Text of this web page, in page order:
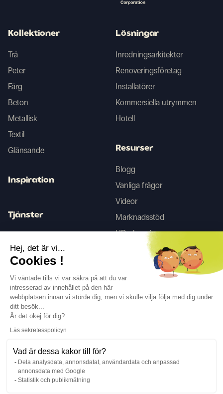
Följ oss
Kollektioner
Trä
Peter
Färg
Beton
Metallisk
Textil
Glänsande
Inspiration
Tjänster
Lösningar
Inredningsarkitekter
Renoveringsföretag
Installatörer
Kommersiella utrymmen
Hotell
Resurser
Blogg
Vanliga frågor
Videor
Marknadsstöd
HD-skanning
Juridisk informationIntegritetspolicy
Språk SV ↓
Hej, det är vi...
Cookies !
Vi väntade tills vi var säkra på att du var
intresserad av innehållet på den här
webbplatsen innan vi störde dig, men vi skulle vilja följa med dig under
ditt besök...
Är det okej för dig?
Läs sekretesspolicyn
Vad är dessa kakor till för?
Dela analysdata, annonsdatat, användardata och anpassad
annonsdata med Google
Statistik och publikmätning